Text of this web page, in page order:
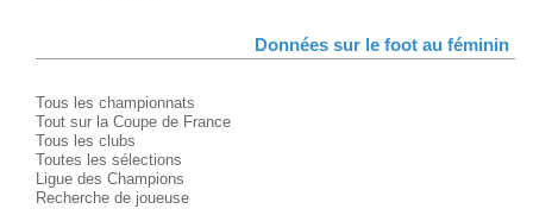
Données sur le foot au féminin
Tous les championnats
Tout sur la Coupe de France
Tous les clubs
Toutes les sélections
Ligue des Champions
Recherche de joueuse